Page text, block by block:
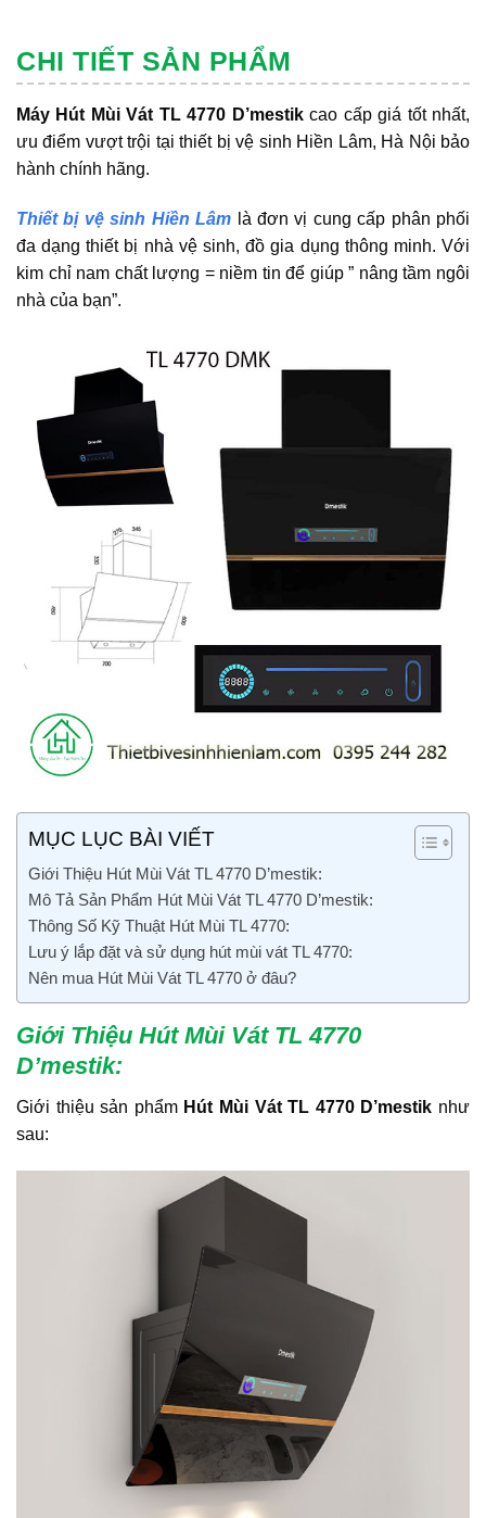
CHI TIẾT SẢN PHẨM
Máy Hút Mùi Vát TL 4770 D’mestikcao cấp giá tốt nhất,
ưu điểm vượt trội tại thiết bị vệ sinh Hiền Lâm, Hà Nội bảo
hành chính hãng.
Thiết bị vệ sinh Hiền Lâm là đơn vị cung cấp phân phối
đa dạng thiết bị nhà vệ sinh, đồ gia dụng thông minh. Với
kim chỉ nam chất lượng = niềm tin để giúp ” nâng tầm ngôi
nhà của bạn”.
MỤC LỤC BÀI VIẾT
Giới Thiệu Hút Mùi Vát TL 4770 D’mestik:
Mô Tả Sản Phẩm Hút Mùi Vát TL 4770 D’mestik:
Thông Số Kỹ Thuật Hút Mùi TL 4770:
Lưu ý lắp đặt và sử dụng hút mùi vát TL 4770:
Nên mua Hút Mùi Vát TL 4770 ở đâu?
Giới Thiệu Hút Mùi Vát TL 4770
D’mestik:
Giới thiệu sản phẩmHút Mùi Vát TL 4770 D’mestik như
sau: